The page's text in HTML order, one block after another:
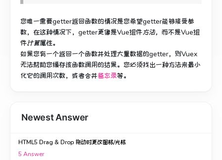
您唯一需要getter返回函数的情况是您希望getter能够接受参
数，在这种情况下，getter更像是Vue组件方法， 而不是Vue组
件计算属性。
如果您有一个返回一个函数并处理大量数据的getter，则Vuex
无法帮助您缓存该函数调用的结果。 您必须找出一种方法来最小
化它的调用次数，或者合并备忘录等。
Newest Answer
HTML5 Drag & Drop 拖动时更改图标/光标
5 Answer